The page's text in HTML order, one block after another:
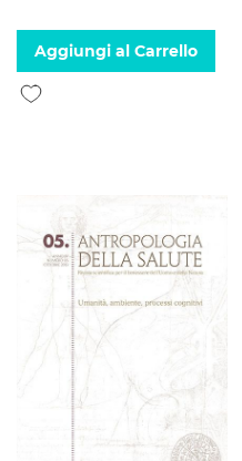
Aggiungi al Carrello
Aggiungi alla lista desideri